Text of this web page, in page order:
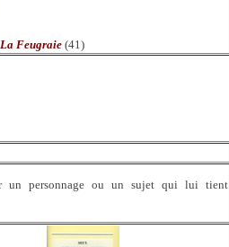
Feugraie(41)
un personnage ou un sujet qui lui tient